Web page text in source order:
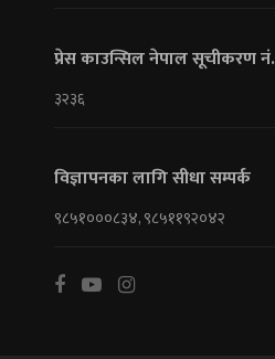
प्रेस काउन्सिल नेपाल सूचीकरण नं.
३२३६
विज्ञापनका लागि सीधा सम्पर्क
९८५१०००८३४, ९८५११९२०४२